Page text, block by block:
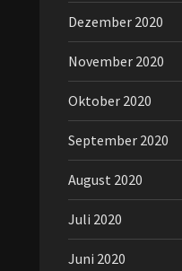
Dezember 2020
November 2020
Oktober 2020
September 2020
August 2020
Juli 2020
Juni 2020